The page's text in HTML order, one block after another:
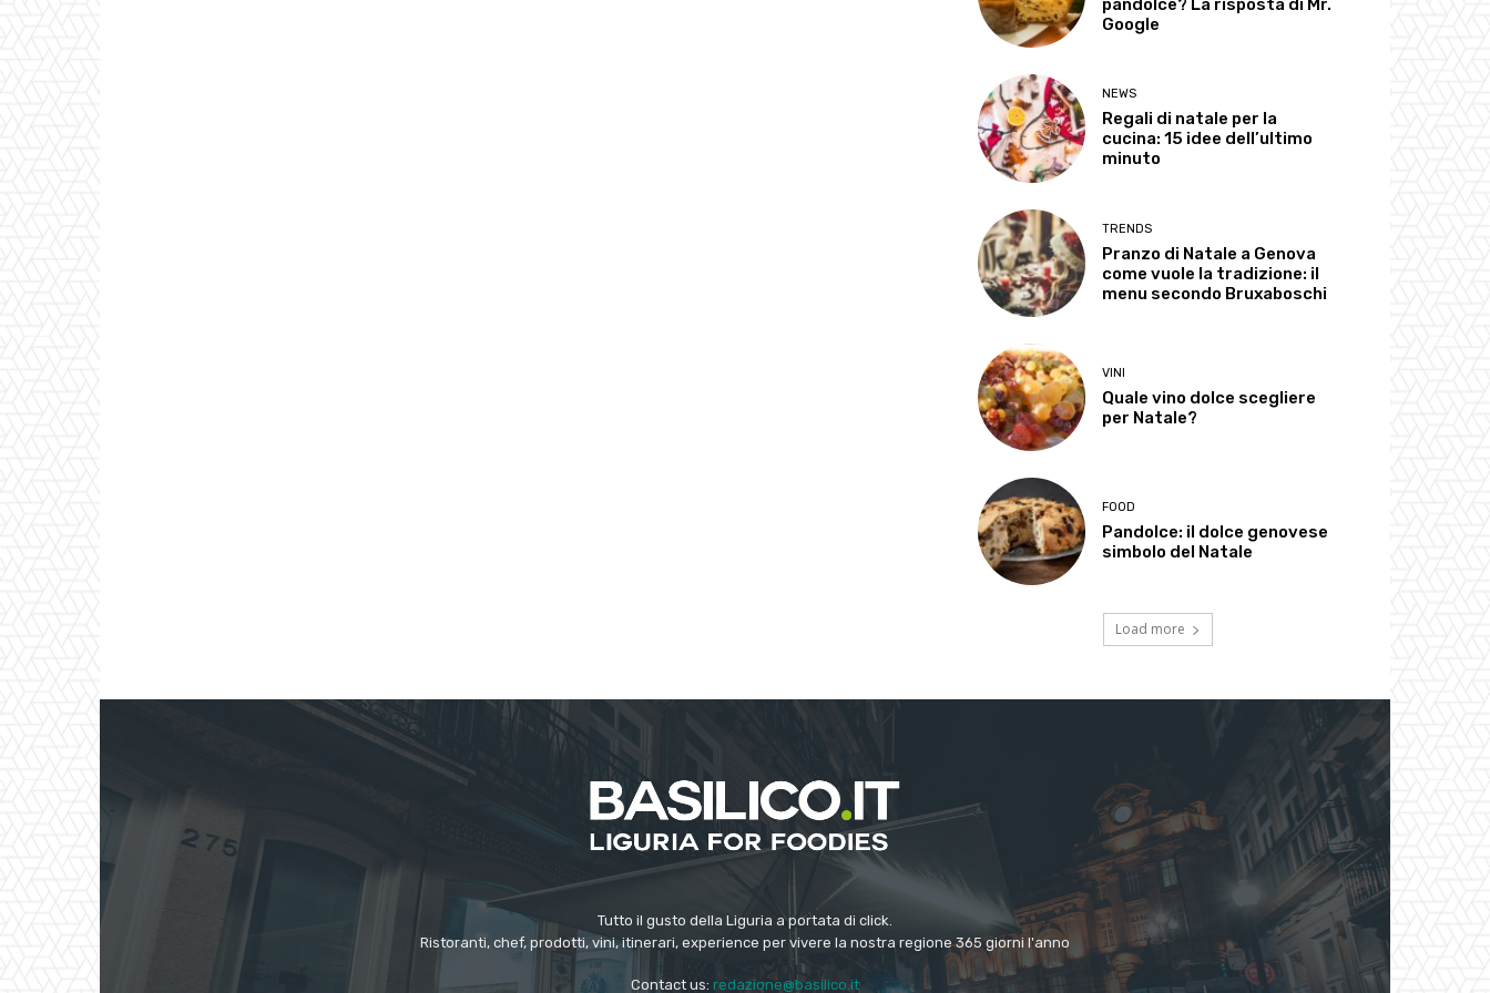
pandolce? La risposta di Mr.
Google
NEWS
Regali di natale per la
cucina: 15 idee dell’ultimo
minuto
TRENDS
Pranzo di Natale a Genova
come vuole la tradizione: il
menu secondo Bruxaboschi
VINI
Quale vino dolce scegliere
per Natale?
FOOD
Pandolce: il dolce genovese
simbolo del Natale
Load more
Tutto il gusto della Liguria a portata di click.
Ristoranti, chef, prodotti, vini, itinerari, experience per vivere la nostra regione 365 giorni l'anno
Contact us: redazione@basilico.it